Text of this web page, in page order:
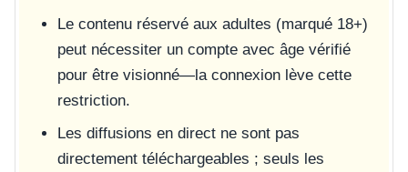
Le contenu réservé aux adultes (marqué 18+)
peut nécessiter un compte avec âge vérifié
pour être visionné—la connexion lève cette
restriction.
Les diffusions en direct ne sont pas
directement téléchargeables ; seuls les